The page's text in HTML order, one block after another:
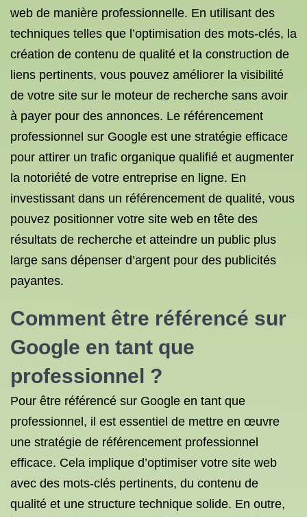
web de manière professionnelle. En utilisant des
techniques telles que l’optimisation des mots-clés, la
création de contenu de qualité et la construction de
liens pertinents, vous pouvez améliorer la visibilité
de votre site sur le moteur de recherche sans avoir
à payer pour des annonces. Le référencement
professionnel sur Google est une stratégie efficace
pour attirer un trafic organique qualifié et augmenter
la notoriété de votre entreprise en ligne. En
investissant dans un référencement de qualité, vous
pouvez positionner votre site web en tête des
résultats de recherche et atteindre un public plus
large sans dépenser d’argent pour des publicités
payantes.
Comment être référencé sur
Google en tant que
professionnel ?
Pour être référencé sur Google en tant que
professionnel, il est essentiel de mettre en œuvre
une stratégie de référencement professionnel
efficace. Cela implique d’optimiser votre site web
avec des mots-clés pertinents, du contenu de
qualité et une structure technique solide. En outre,